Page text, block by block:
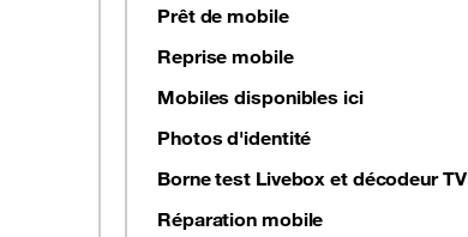
Prêt de mobile
Reprise mobile
Mobiles disponibles ici
Photos d'identité
Borne test Livebox et décodeur TV
Réparation mobile